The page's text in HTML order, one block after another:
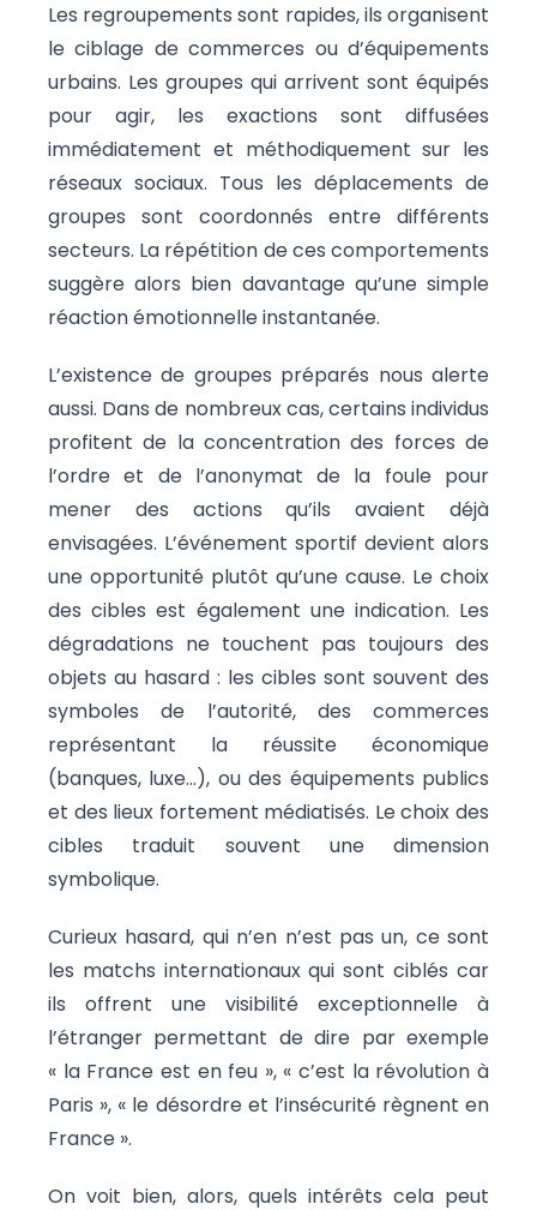
Les regroupements sont rapides, ils organisent
le ciblage de commerces ou d’équipements
urbains. Les groupes qui arrivent sont équipés
pour agir, les exactions sont diffusées
immédiatement et méthodiquement sur les
réseaux sociaux. Tous les déplacements de
groupes sont coordonnés entre différents
secteurs. La répétition de ces comportements
suggère alors bien davantage qu’une simple
réaction émotionnelle instantanée.
L’existence de groupes préparés nous alerte
aussi. Dans de nombreux cas, certains individus
profitent de la concentration des forces de
l’ordre et de l’anonymat de la foule pour
mener des actions qu’ils avaient déjà
envisagées. L’événement sportif devient alors
une opportunité plutôt qu’une cause. Le choix
des cibles est également une indication. Les
dégradations ne touchent pas toujours des
objets au hasard : les cibles sont souvent des
symboles de l’autorité, des commerces
représentant la réussite économique
(banques, luxe…), ou des équipements publics
et des lieux fortement médiatisés. Le choix des
cibles traduit souvent une dimension
symbolique.
Curieux hasard, qui n’en n’est pas un, ce sont
les matchs internationaux qui sont ciblés car
ils offrent une visibilité exceptionnelle à
l’étranger permettant de dire par exemple
« la France est en feu », « c’est la révolution à
Paris », « le désordre et l’insécurité règnent en
France ».
On voit bien, alors, quels intérêts cela peut